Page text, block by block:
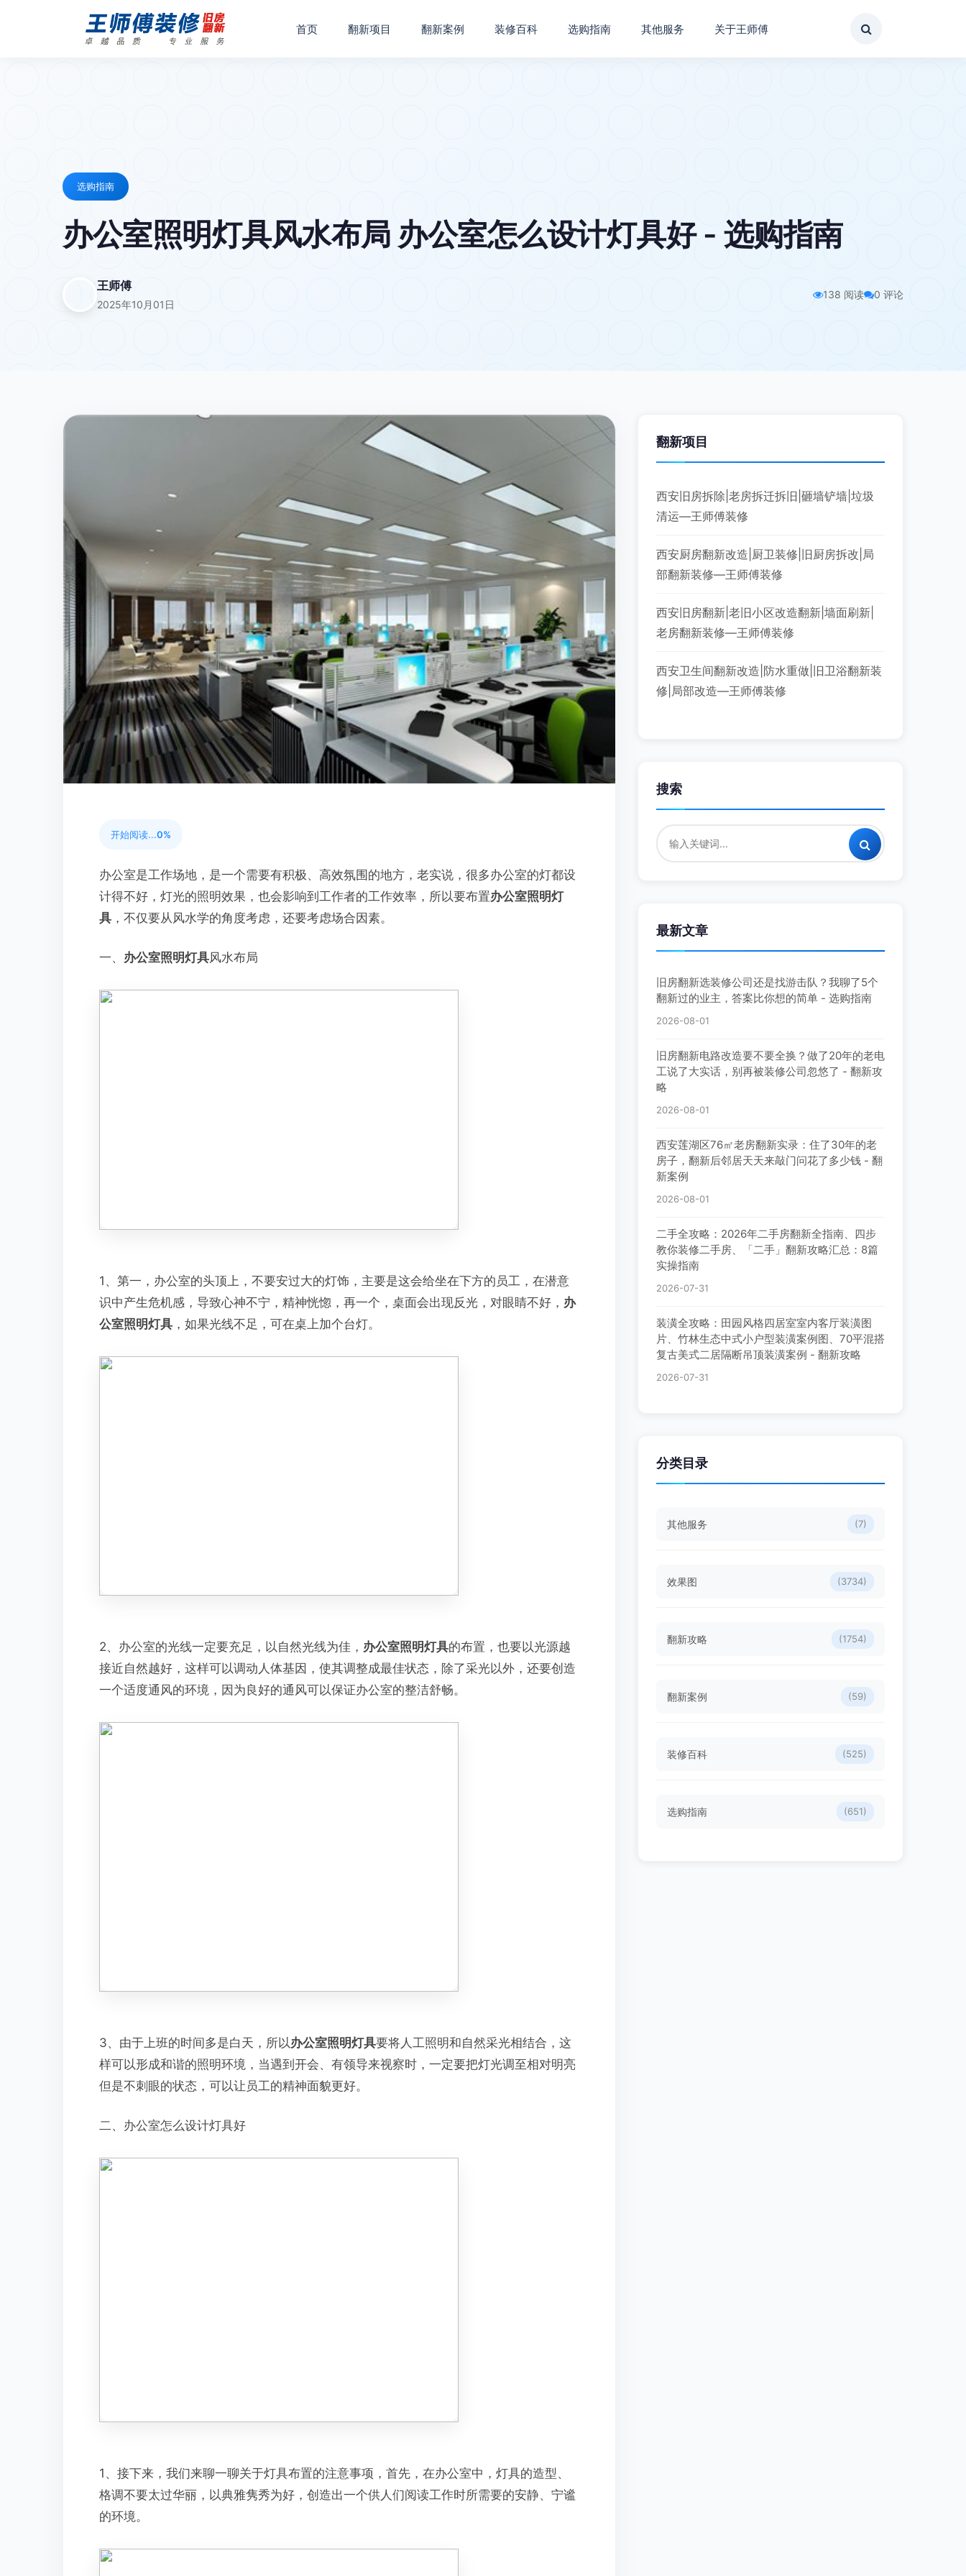
首页 翻新项目 翻新案例 装修百科 选购指南 其他服务 关于王师傅
选购指南
办公室照明灯具风水布局 办公室怎么设计灯具好 - 选购指南
王师傅
2025年10月01日
138 阅读 0 评论
开始阅读...0%
办公室是工作场地，是一个需要有积极、高效氛围的地方，老实说，很多办公室的灯都设
计得不好，灯光的照明效果，也会影响到工作者的工作效率，所以要布置办公室照明灯
具 ，不仅要从风水学的角度考虑，还要考虑场合因素。
一、 办公室照明灯具风水布局
1、第一，办公室的头顶上，不要安过大的灯饰，主要是这会给坐在下方的员工，在潜意
识中产生危机感，导致心神不宁，精神恍惚，再一个，桌面会出现反光，对眼睛不好， 办
公室照明灯具 ，如果光线不足，可在桌上加个台灯。
2、办公室的光线一定要充足，以自然光线为佳， 办公室照明灯具的布置，也要以光源越
接近自然越好，这样可以调动人体基因，使其调整成最佳状态，除了采光以外，还要创造
一个适度通风的环境，因为良好的通风可以保证办公室的整洁舒畅。
3、由于上班的时间多是白天，所以办公室照明灯具要将人工照明和自然采光相结合，这
样可以形成和谐的照明环境，当遇到开会、有领导来视察时，一定要把灯光调至相对明亮
但是不刺眼的状态，可以让员工的精神面貌更好。
二、办公室怎么设计灯具好
1、接下来，我们来聊一聊关于灯具布置的注意事项，首先，在办公室中，灯具的造型、
格调不要太过华丽，以典雅隽秀为好，创造出一个供人们阅读工作时所需要的安静、宁谧
的环境。
翻新项目
西安旧房拆除|老房拆迁拆旧|砸墙铲墙|垃圾
清运—王师傅装修
西安厨房翻新改造|厨卫装修|旧厨房拆改|局
部翻新装修—王师傅装修
西安旧房翻新|老旧小区改造翻新|墙面刷新|
老房翻新装修—王师傅装修
西安卫生间翻新改造|防水重做|旧卫浴翻新装
修|局部改造—王师傅装修
搜索
最新文章
旧房翻新选装修公司还是找游击队？我聊了5个
翻新过的业主，答案比你想的简单 - 选购指南
2026-08-01
旧房翻新电路改造要不要全换？做了20年的老电
工说了大实话，别再被装修公司忽悠了 - 翻新攻
略
2026-08-01
西安莲湖区76㎡老房翻新实录：住了30年的老
房子，翻新后邻居天天来敲门问花了多少钱 - 翻
新案例
2026-08-01
二手全攻略：2026年二手房翻新全指南、四步
教你装修二手房、「二手」翻新攻略汇总：8篇
实操指南
2026-07-31
装潢全攻略：田园风格四居室室内客厅装潢图
片、竹林生态中式小户型装潢案例图、70平混搭
复古美式二居隔断吊顶装潢案例 - 翻新攻略
2026-07-31
分类目录
其他服务 (7)
效果图 (3734)
翻新攻略 (1754)
翻新案例 (59)
装修百科 (525)
选购指南 (651)